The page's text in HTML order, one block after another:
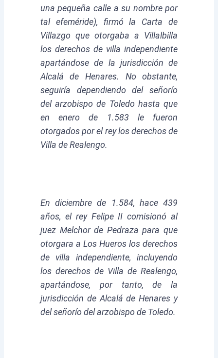
una pequeña calle a su nombre por
tal efeméride), firmó la Carta de
Villazgo que otorgaba a Villalbilla
los derechos de villa independiente
apartándose de la jurisdicción de
Alcalá de Henares. No obstante,
seguiría dependiendo del señorío
del arzobispo de Toledo hasta que
en enero de 1.583 le fueron
otorgados por el rey los derechos de
Villa de Realengo.
En diciembre de 1.584, hace 439
años, el rey Felipe II comisionó al
juez Melchor de Pedraza para que
otorgara a Los Hueros los derechos
de villa independiente, incluyendo
los derechos de Villa de Realengo,
apartándose, por tanto, de la
jurisdicción de Alcalá de Henares y
del señorío del arzobispo de Toledo.